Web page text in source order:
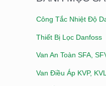
Ế
M
:
Công Tắc Nhiệt Độ
Thiết Bị Lọc Danfoss
Van An Toàn SFA,
Van Điều Áp KVP,